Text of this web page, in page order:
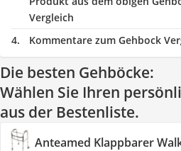
Vergleich
Kommentare zum Gehbock
Die besten Gehböcke:
Wählen Sie Ihren
aus der Bestenliste.
Anteamed Klappbarer